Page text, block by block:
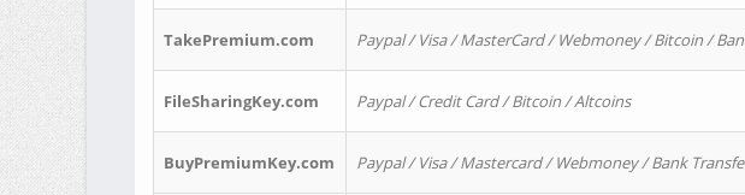
TakePremium.com Paypal / Visa / MasterCard / Webmoney / Bitcoin /
FileSharingKey.com Paypal / Credit Card / Bitcoin / Altcoins
BuyPremiumKey.com Paypal / Visa / Mastercard / Webmoney / Bank